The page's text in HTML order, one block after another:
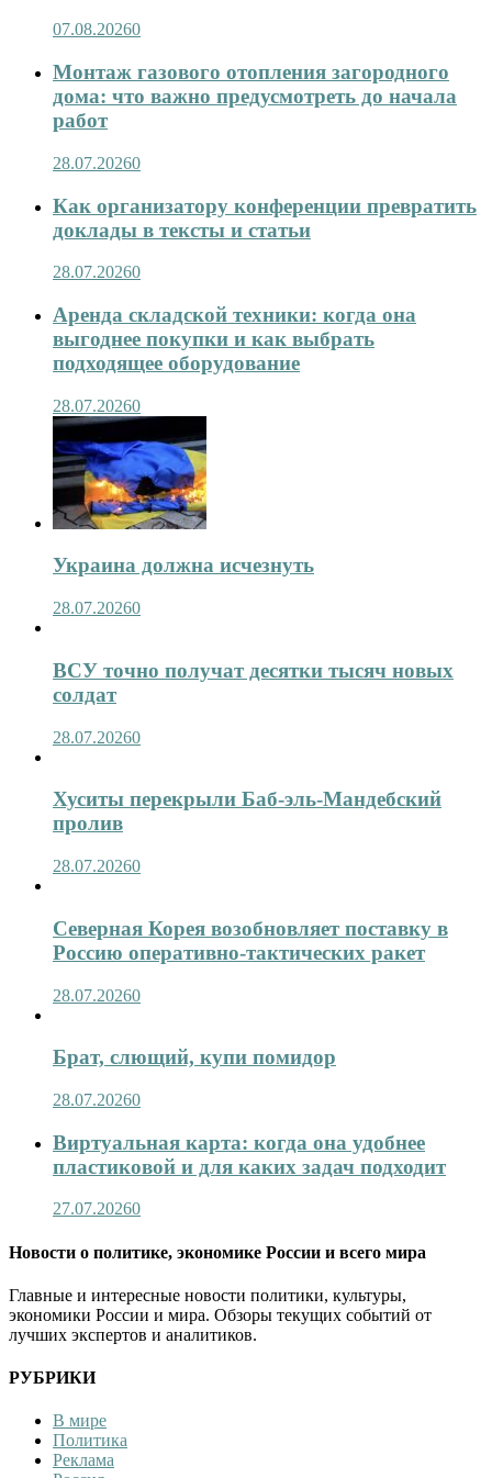
07.08.20260
Монтаж газового отопления загородного
дома: что важно предусмотреть до начала
работ
28.07.20260
Как организатору конференции превратить
доклады в тексты и статьи
28.07.20260
Аренда складской техники: когда она
выгоднее покупки и как выбрать
подходящее оборудование
28.07.20260
Украина должна исчезнуть
28.07.20260
ВСУ точно получат десятки тысяч новых
солдат
28.07.20260
Хуситы перекрыли Баб-эль-Мандебский
пролив
28.07.20260
Северная Корея возобновляет поставку в
Россию оперативно-тактических ракет
28.07.20260
Брат, слющий, купи помидор
28.07.20260
Виртуальная карта: когда она удобнее
пластиковой и для каких задач подходит
27.07.20260
Новости о политике, экономике России и всего мира
Главные и интересные новости политики, культуры,
экономики России и мира. Обзоры текущих событий от
лучших экспертов и аналитиков.
РУБРИКИ
В мире
Политика
Реклама